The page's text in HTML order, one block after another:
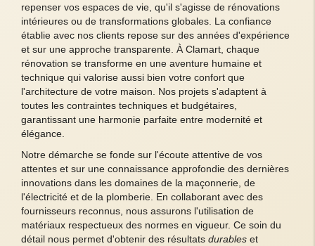
repenser vos espaces de vie, qu'il s'agisse de rénovations
intérieures ou de transformations globales. La confiance
établie avec nos clients repose sur des années d'expérience
et sur une approche transparente. À Clamart, chaque
rénovation se transforme en une aventure humaine et
technique qui valorise aussi bien votre confort que
l'architecture de votre maison. Nos projets s'adaptent à
toutes les contraintes techniques et budgétaires,
garantissant une harmonie parfaite entre modernité et
élégance.
Notre démarche se fonde sur l'écoute attentive de vos
attentes et sur une connaissance approfondie des dernières
innovations dans les domaines de la maçonnerie, de
l'électricité et de la plomberie. En collaborant avec des
fournisseurs reconnus, nous assurons l'utilisation de
matériaux respectueux des normes en vigueur. Ce soin du
détail nous permet d'obtenir des résultats durables et